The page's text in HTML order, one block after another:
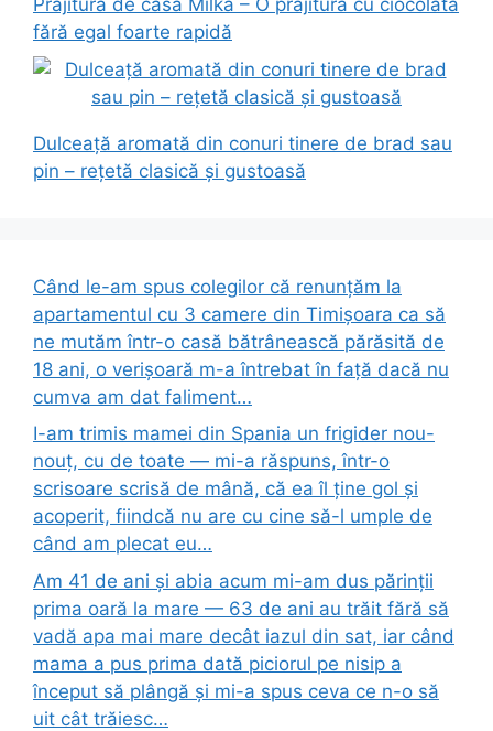
Prăjitură de casă Milka – O prăjitură cu ciocolată
fără egal foarte rapidă
Dulceață aromată din conuri tinere de brad sau
pin – rețetă clasică și gustoasă
Când le-am spus colegilor că renunțăm la
apartamentul cu 3 camere din Timișoara ca să
ne mutăm într-o casă bătrânească părăsită de
18 ani, o verișoară m-a întrebat în față dacă nu
cumva am dat faliment…
I-am trimis mamei din Spania un frigider nou-
nouț, cu de toate — mi-a răspuns, într-o
scrisoare scrisă de mână, că ea îl ține gol și
acoperit, fiindcă nu are cu cine să-l umple de
când am plecat eu…
Am 41 de ani și abia acum mi-am dus părinții
prima oară la mare — 63 de ani au trăit fără să
vadă apa mai mare decât iazul din sat, iar când
mama a pus prima dată piciorul pe nisip a
început să plângă și mi-a spus ceva ce n-o să
uit cât trăiesc…